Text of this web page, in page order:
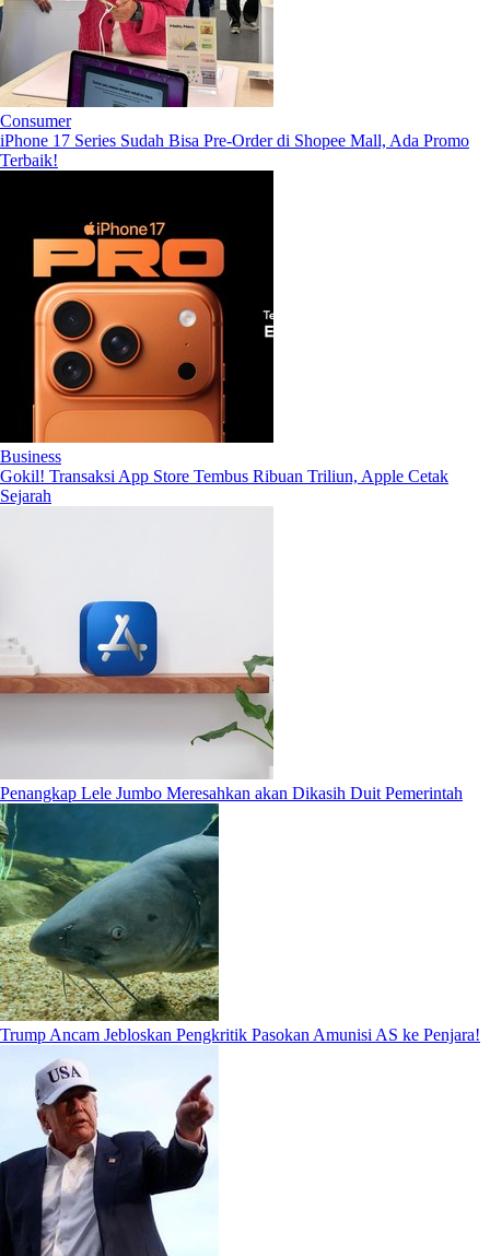
Consumer
iPhone 17 Series Sudah Bisa Pre-Order di Shopee Mall, Ada Promo
Terbaik!
Business
Gokil! Transaksi App Store Tembus Ribuan Triliun, Apple Cetak
Sejarah
Penangkap Lele Jumbo Meresahkan akan Dikasih Duit Pemerintah
Trump Ancam Jebloskan Pengkritik Pasokan Amunisi AS ke Penjara!